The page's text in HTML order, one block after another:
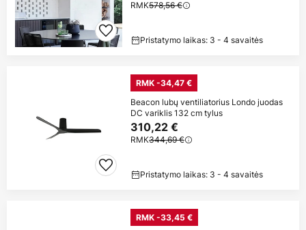
RMK578,56 €
Pristatymo laikas: 3 - 4 savaitės
RMK -34,47 €
Beacon lubų ventiliatorius Londo juodas
DC variklis 132 cm tylus
310,22 €
RMK344,69 €
Pristatymo laikas: 3 - 4 savaitės
RMK -33,45 €